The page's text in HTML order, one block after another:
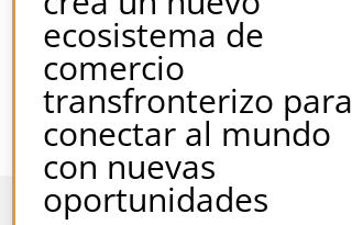
ecosistema de
comercio
transfronterizo para
conectar al mundo
con nuevas
oportunidades